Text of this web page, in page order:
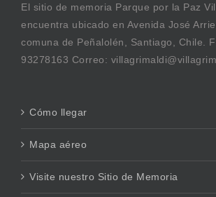
El sitio de memoria Parque por la Paz
encuentra ubicado en Avenida José
comuna de Peñalolén, Santiago, Chile.
93278163 Correo:
Cómo llegar
Mapa aéreo
Visite nuestro Sitio de Memoria